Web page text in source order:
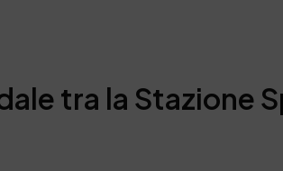
tra la Stazione